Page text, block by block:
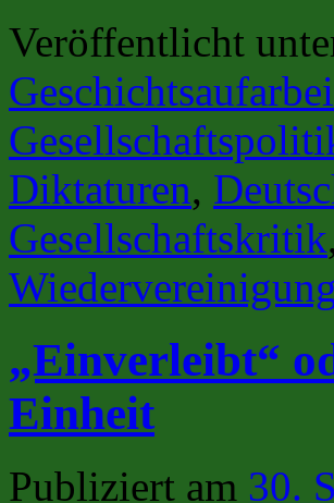
Veröffentlicht
Diktaturen,
Gesellschaftskritik,
Wiedervereinigung
„Einverleibt“
Einheit
Publiziert am 30.